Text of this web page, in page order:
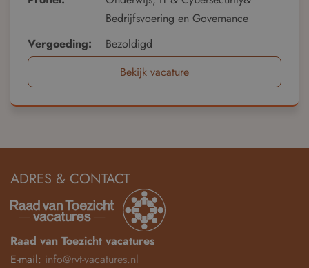
Bedrijfsvoering en Governance
Vergoeding:
Bezoldigd
Bekijk vacature
ADRES & CONTACT
Raad van Toezicht vacatures
E-mail: info@rvt-vacatures.nl